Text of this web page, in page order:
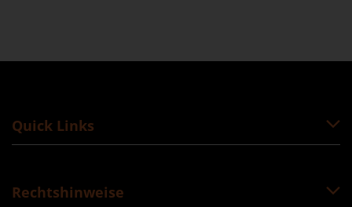
Quick Links
Rechtshinweise